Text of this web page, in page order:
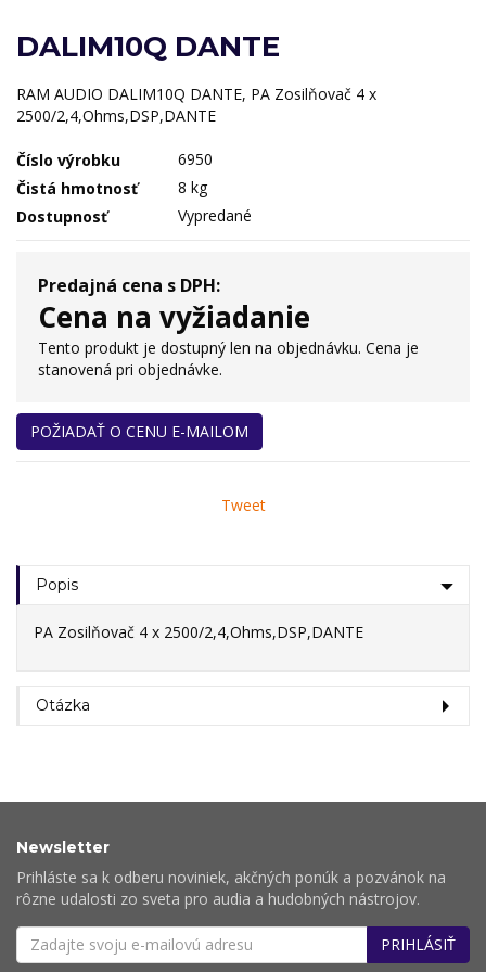
DALIM10Q DANTE
RAM AUDIO DALIM10Q DANTE, PA Zosilňovač 4 x
2500/2,4,Ohms,DSP,DANTE
Číslo výrobku
6950
Čistá hmotnosť
8 kg
Dostupnosť
Vypredané
Predajná cena s DPH:
Cena na vyžiadanie
Tento produkt je dostupný len na objednávku. Cena je
stanovená pri objednávke.
POŽIADAŤ O CENU E-MAILOM
Tweet
Popis
PA Zosilňovač 4 x 2500/2,4,Ohms,DSP,DANTE
Otázka
Newsletter
Prihláste sa k odberu noviniek, akčných ponúk a pozvánok na
rôzne udalosti zo sveta pro audia a hudobných nástrojov.
PRIHLÁSIŤ